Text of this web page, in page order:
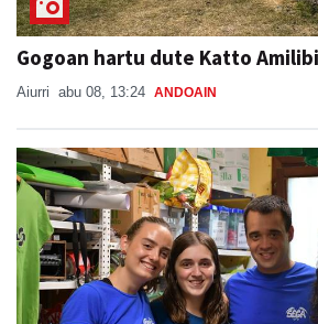
Gogoan hartu dute Katto
Aiurri abu 08, 13:24 ANDOAIN